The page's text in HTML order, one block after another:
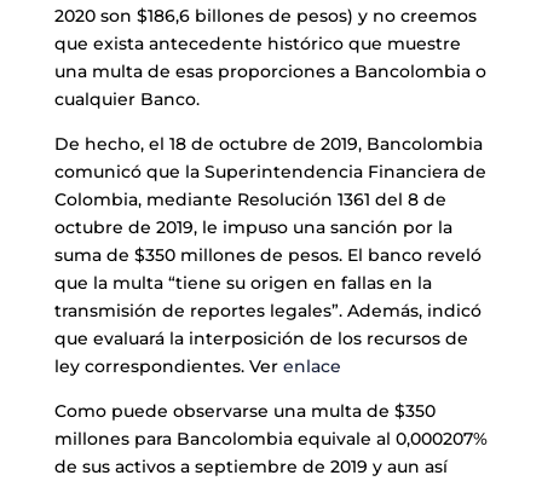
2020 son $186,6 billones de pesos) y no creemos
que exista antecedente histórico que muestre
una multa de esas proporciones a Bancolombia o
cualquier Banco.
De hecho, el 18 de octubre de 2019, Bancolombia
comunicó que la Superintendencia Financiera de
Colombia, mediante Resolución 1361 del 8 de
octubre de 2019, le impuso una sanción por la
suma de $350 millones de pesos. El banco reveló
que la multa “tiene su origen en fallas en la
transmisión de reportes legales”. Además, indicó
que evaluará la interposición de los recursos de
ley correspondientes. Ver enlace
Como puede observarse una multa de $350
millones para Bancolombia equivale al 0,000207%
de sus activos a septiembre de 2019 y aun así